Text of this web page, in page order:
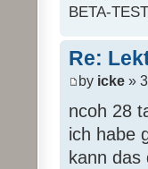
BETA-
Re:
by icke »
ncoh 28
ich habe
kann